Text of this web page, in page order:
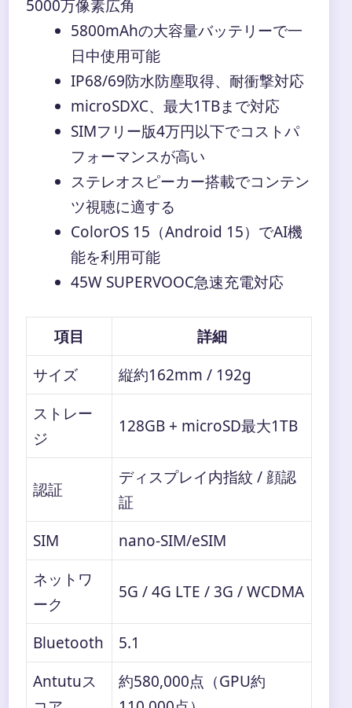
5000万像素広角
5800mAhの大容量バッテリーで一
日中使用可能
IP68/69防水防塵取得、耐衝撃対応
microSDXC、最大1TBまで対応
SIMフリー版4万円以下でコストパ
フォーマンスが高い
ステレオスピーカー搭載でコンテン
ツ視聴に適する
ColorOS 15（Android 15）でAI機
能を利用可能
45W SUPERVOOC急速充電対応
項目
詳細
サイズ
縦約162mm / 192g
ストレー
ジ
128GB + microSD最大1TB
認証
ディスプレイ内指紋 / 顔認
証
SIM
nano-SIM/eSIM
ネットワ
ーク
5G / 4G LTE / 3G / WCDMA
Bluetooth
5.1
Antutuス
約580,000点（GPU約